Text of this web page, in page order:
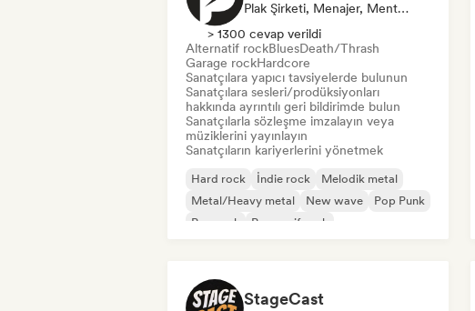
Plak Şirketi, Menajer, Mentor, Ses Uzmanı
> 1300 cevap verildi
Alternatif rockBluesDeath/Thrash
Garage rockHardcore
Sanatçılara yapıcı tavsiyelerde bulunun
Sanatçılara sesleri/prodüksiyonları
hakkında ayrıntılı geri bildirimde bulun
Sanatçılarla sözleşme imzalayın veya
müziklerini yayınlayın
Sanatçıların kariyerlerini yönetmek
Hard rock İndie rock
Melodik metal
Metal/Heavy metal
New wave
Pop Punk
Pop rock
Progresif rock
StageCast